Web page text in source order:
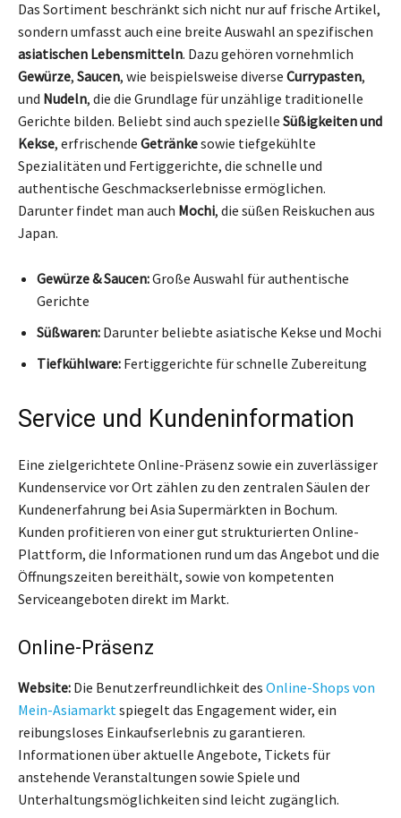
Das Sortiment beschränkt sich nicht nur auf frische Artikel,
sondern umfasst auch eine breite Auswahl an spezifischen
asiatischen Lebensmitteln. Dazu gehören vornehmlich
Gewürze, Saucen, wie beispielsweise diverse Currypasten,
und Nudeln, die die Grundlage für unzählige traditionelle
Gerichte bilden. Beliebt sind auch spezielle Süßigkeiten und
Kekse, erfrischende Getränkesowie tiefgekühlte
Spezialitäten und Fertiggerichte, die schnelle und
authentische Geschmackserlebnisse ermöglichen.
Darunter findet man auch Mochi, die süßen Reiskuchen aus
Japan.
Gewürze & Saucen:Große Auswahl für authentische
Gerichte
Süßwaren: Darunter beliebte asiatische Kekse und Mochi
Tiefkühlware: Fertiggerichte für schnelle Zubereitung
Service und Kundeninformation
Eine zielgerichtete Online-Präsenz sowie ein zuverlässiger
Kundenservice vor Ort zählen zu den zentralen Säulen der
Kundenerfahrung bei Asia Supermärkten in Bochum.
Kunden profitieren von einer gut strukturierten Online-
Plattform, die Informationen rund um das Angebot und die
Öffnungszeiten bereithält, sowie von kompetenten
Serviceangeboten direkt im Markt.
Online-Präsenz
Website: Die Benutzerfreundlichkeit des Online-Shops von
Mein-Asiamarkt spiegelt das Engagement wider, ein
reibungsloses Einkaufserlebnis zu garantieren.
Informationen über aktuelle Angebote, Tickets für
anstehende Veranstaltungen sowie Spiele und
Unterhaltungsmöglichkeiten sind leicht zugänglich.